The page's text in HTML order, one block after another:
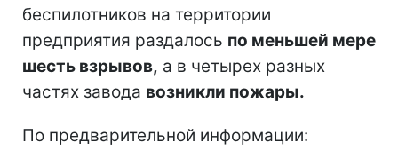
беспилотников на территории
предприятия раздалось по меньшей мере
шесть взрывов, а в четырех разных
частях завода возникли пожары.
По предварительной информации: